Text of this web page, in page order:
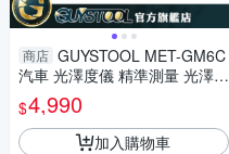
商店 GUYSTOOL MET-GM6C
汽車 光澤度儀 精準測量 光澤測
試 光亮度 0~199.9GU 表面光
澤 油墨
$4,990
加入購物車